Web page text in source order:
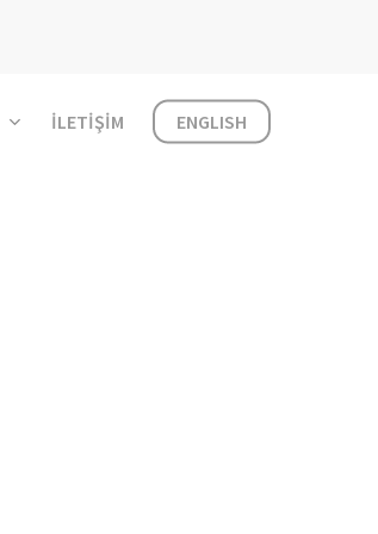
İLETIŞIM ENGLISH